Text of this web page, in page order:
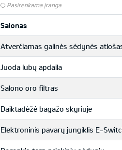
Pasirenkama įranga
Salonas
Atverčiamas galinės sėdynės
Juoda lubų apdaila
Salono oro filtras
Daiktadėžė bagažo skyriuje
Elektroninis pavarų jungiklis E-